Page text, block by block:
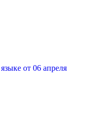
от 06 апреля